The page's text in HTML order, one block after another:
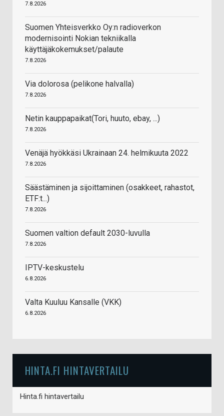
7.8.2026
Suomen Yhteisverkko Oy:n radioverkon
modernisointi Nokian tekniikalla
käyttäjäkokemukset/palaute
7.8.2026
Via dolorosa (pelikone halvalla)
7.8.2026
Netin kauppapaikat(Tori, huuto, ebay, ...)
7.8.2026
Venäjä hyökkäsi Ukrainaan 24. helmikuuta 2022
7.8.2026
Säästäminen ja sijoittaminen (osakkeet, rahastot,
ETF:t...)
7.8.2026
Suomen valtion default 2030-luvulla
7.8.2026
IPTV-keskustelu
6.8.2026
Valta Kuuluu Kansalle (VKK)
6.8.2026
HINTA.FI HINTAVERTAILU
Hinta.fi hintavertailu